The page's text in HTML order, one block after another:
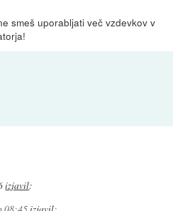
smeš uporabljati več vzdevkov v
izjavil: